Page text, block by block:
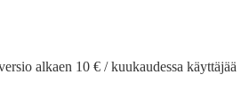
alkaen 10 € / kuukaudessa käyttäjää